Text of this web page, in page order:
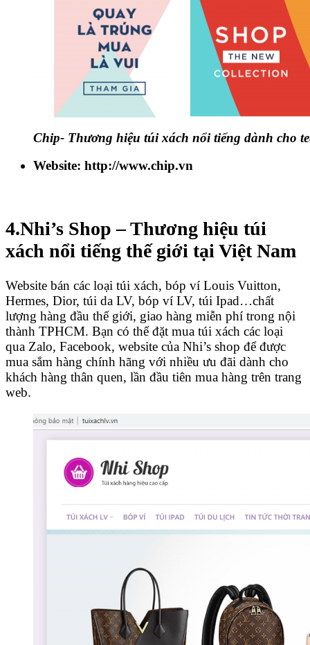
Chip- Thương hiệu túi xách nổi tiếng dành cho
Website: http://www.chip.vn
4.Nhi’s Shop – Thương hiệu túi
xách nổi tiếng thế giới tại Việt Nam
Website bán các loại túi xách, bóp ví Louis Vuitton,
Hermes, Dior, túi da LV, bóp ví LV, túi Ipad…chất
lượng hàng đầu thế giới, giao hàng miễn phí trong nội
thành TPHCM. Bạn có thể đặt mua túi xách các loại
qua Zalo, Facebook, website của Nhi’s shop để được
mua sắm hàng chính hãng với nhiều ưu đãi dành cho
khách hàng thân quen, lần đầu tiên mua hàng trên trang
web.